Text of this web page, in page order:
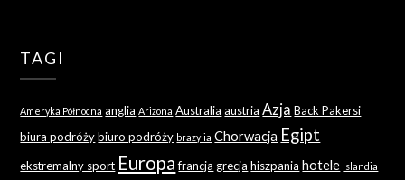
TAGI
Ameryka Północna anglia Arizona Australia austria Azja Back Pakersi
biura podróży biuro podróży brazylia Chorwacja Egipt
ekstremalny sport Europa francja grecja hiszpania hotele Islandia